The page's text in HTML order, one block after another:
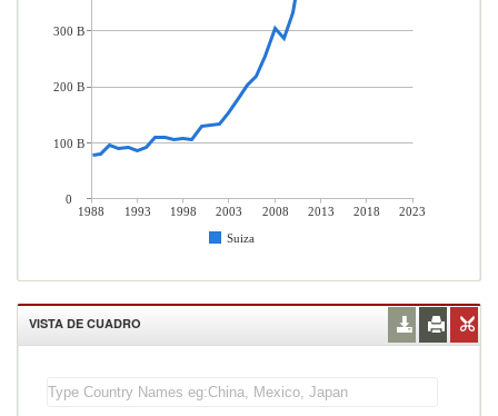
1988 1993 1998 2003 2008 2013 2018
2023
Suiza
300 B
200 B
100 B
0
VISTA DE CUADRO